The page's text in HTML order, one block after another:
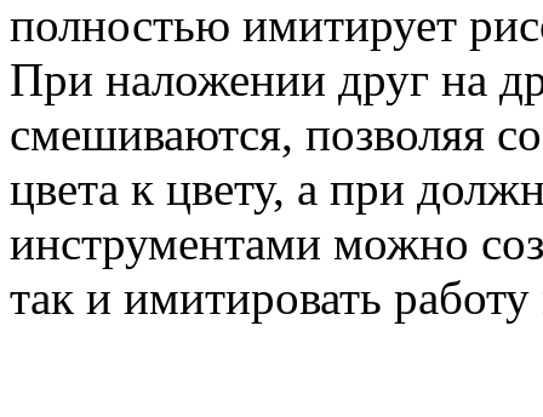
полностью имитирует
При наложении друг на
смешиваются, позволяя
цвета к цвету, а при
инструментами можно
так и имитировать